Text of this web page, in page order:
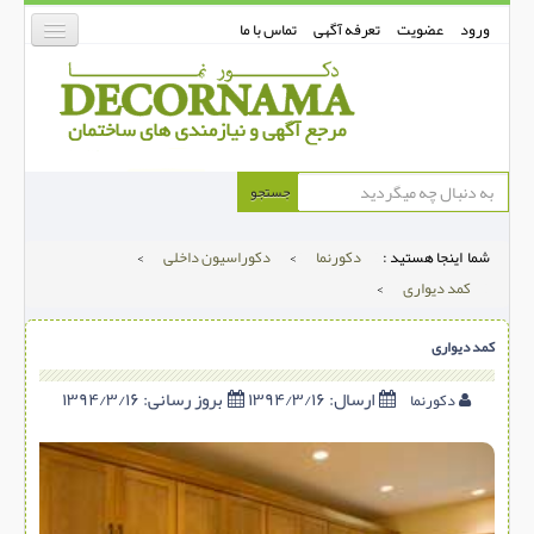
ورود عضویت تعرفه آگهی تماس با ما
دکورنما
دیوارپوش
دکوراسیون داخلی
درب و پنجره
بتن-بتون
شهری ترافیکی
مصالح ساختمانی
جستجو
شما اینجا هستید : دکورنما > دکوراسیون داخلی
>
کمد دیواری
>
کمد دیواری
دکورنما ارسال:۱۳۹۴/۳/۱۶ بروز رسانی: